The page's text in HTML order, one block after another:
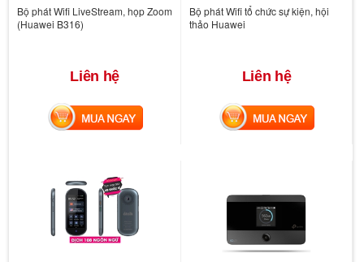
Bộ phát Wifi LiveStream, họp Zoom
(Huawei B316)
Liên hệ
MUA NGAY
Bộ phát Wifi tổ chức sự kiện, hội
thảo Huawei
Liên hệ
MUA NGAY